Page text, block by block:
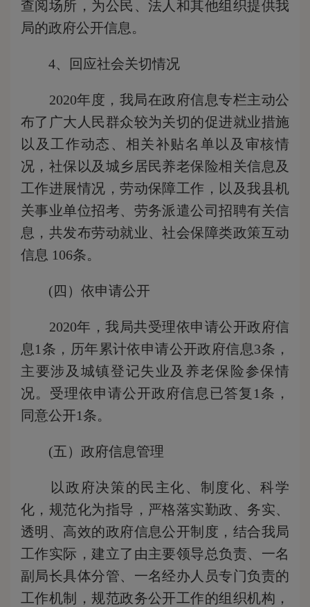
查阅场所，为公民、法人和其他组织提供我
局的政府公开信息。
4、回应社会关切情况
2020年度，我局在政府信息专栏主动公
布了广大人民群众较为关切的促进就业措施
以及工作动态、相关补贴名单以及审核情
况，社保以及城乡居民养老保险相关信息及
工作进展情况，劳动保障工作，以及我县机
关事业单位招考、劳务派遣公司招聘有关信
息，共发布劳动就业、社会保障类政策互动
信息 106条。
(四）依申请公开
2020年，我局共受理依申请公开政府信
息1条，历年累计依申请公开政府信息3条，
主要涉及城镇登记失业及养老保险参保情
况。受理依申请公开政府信息已答复1条，
同意公开1条。
(五）政府信息管理
以政府决策的民主化、制度化、科学
化，规范化为指导，严格落实勤政、务实、
透明、高效的政府信息公开制度，结合我局
工作实际，建立了由主要领导总负责、一名
副局长具体分管、一名经办人员专门负责的
工作机制，规范政务公开工作的组织机构，